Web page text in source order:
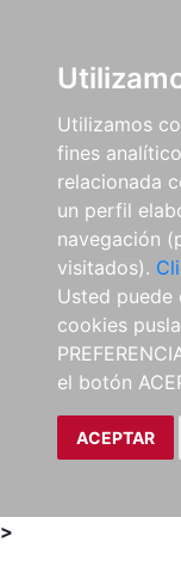
Utilizamos
fines
relacionada
un perfil
navegación
visitados).
Usted puede
cookies
el botón
ACEPTAR
>